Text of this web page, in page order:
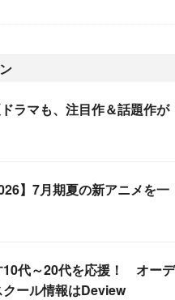
ラマも、注目作＆話題作が
】7月期夏の新アニメを一
10代～20代を応援！ オーデ
クール情報はDeview